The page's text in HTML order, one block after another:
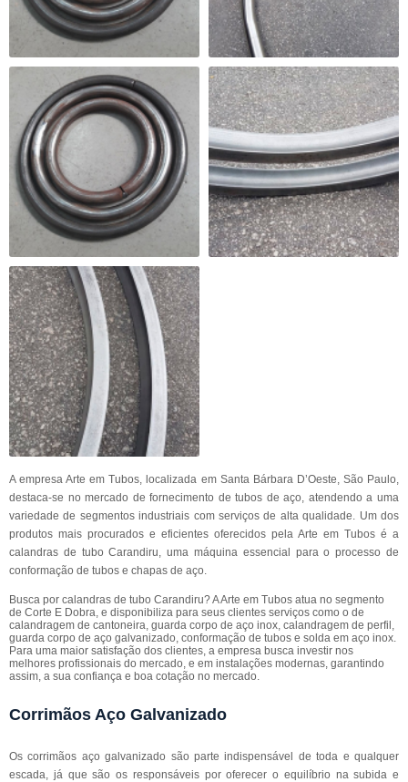
A empresa Arte em Tubos, localizada em Santa Bárbara D’Oeste, São Paulo,
destaca-se no mercado de fornecimento de tubos de aço, atendendo a uma
variedade de segmentos industriais com serviços de alta qualidade. Um dos
produtos mais procurados e eficientes oferecidos pela Arte em Tubos é a
calandras de tubo Carandiru, uma máquina essencial para o processo de
conformação de tubos e chapas de aço.
Busca por calandras de tubo Carandiru? A Arte em Tubos atua no segmento
de Corte E Dobra, e disponibiliza para seus clientes serviços como o de
calandragem de cantoneira, guarda corpo de aço inox, calandragem de perfil,
guarda corpo de aço galvanizado, conformação de tubos e solda em aço inox.
Para uma maior satisfação dos clientes, a empresa busca investir nos
melhores profissionais do mercado, e em instalações modernas, garantindo
assim, a sua confiança e boa cotação no mercado.
Corrimãos Aço Galvanizado
Os corrimãos aço galvanizado são parte indispensável de toda e qualquer
escada, já que são os responsáveis por oferecer o equilíbrio na subida e